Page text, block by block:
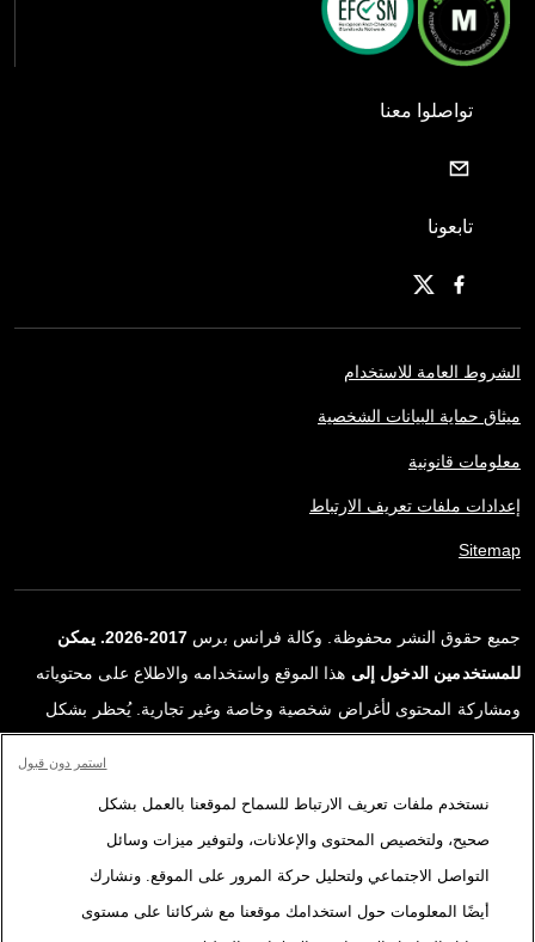
تواصلوا معنا
تابعونا
الشروط العامة للاستخدام
ميثاق حماية البيانات الشخصية
معلومات قانونية
إعدادات ملفات تعريف الارتباط
Sitemap
جميع حقوق النشر محفوظة. وكالة فرانس برس
2017-2026. يمكن
للمستخدمين الدخول إلى هذا الموقع واستخدامه والاطلاع على محتوياته
ومشاركة المحتوى لأغراض شخصية وخاصة وغير تجارية. يُحظر بشكل
ترخيص محددة موقعة مع وكالة فرانس برس. المواد والروابط الواردة في
التقارير، والتي لم تنتجها وكالة فرانس برس، مستخدمة فقط وبالقدر
اللازم كعناصر إثبات لمحتوى هذه التقارير. لم تحصل فرانس برس على أي
حقوق من المؤلفين أو مالكي حقوق النشر لهذا المحتوى ولا تتحمّل أي
نستخدم ملفات تعريف الارتباط للسماح لموقعنا بالعمل بشكل
صحيح، ولتخصيص المحتوى والإعلانات، ولتوفير ميزات وسائل
التواصل الاجتماعي ولتحليل حركة المرور على الموقع. ونشارك
أيضًا المعلومات حول استخدامك موقعنا مع شركائنا على مستوى
استمر دون قبول